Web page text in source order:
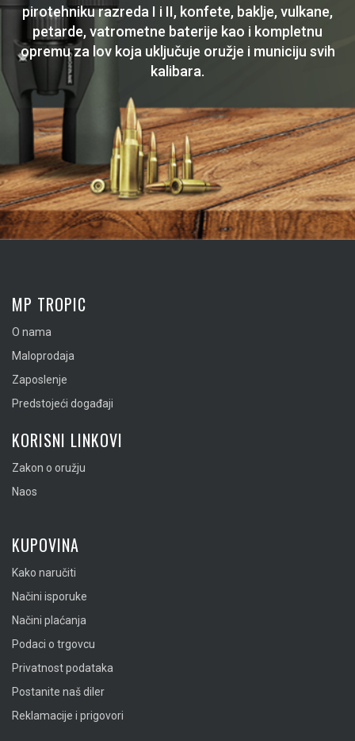
pirotehniku razreda I i II, konfete, baklje, vulkane,
petarde, vatrometne baterije kao i kompletnu
opremu za lov koja uključuje oružje i municiju svih
kalibara.
MP TROPIC
O nama
Maloprodaja
Zaposlenje
Predstojeći događaji
KORISNI LINKOVI
Zakon o oružju
Naos
KUPOVINA
Kako naručiti
Načini isporuke
Načini plaćanja
Podaci o trgovcu
Privatnost podataka
Postanite naš diler
Reklamacije i prigovori